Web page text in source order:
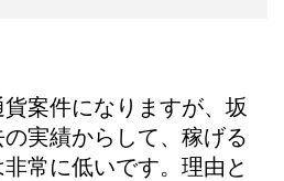
案件になりますが、坂
実績からして、稼げる
常に低いです。理由と